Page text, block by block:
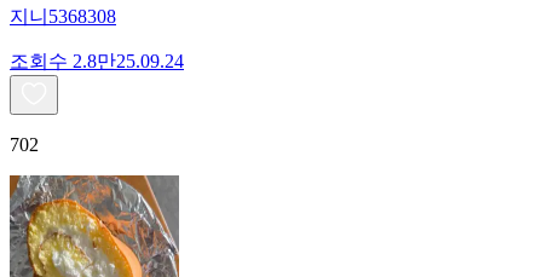
지니5368308
조회수 2.8만25.09.24
702